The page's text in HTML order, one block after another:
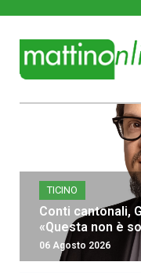
TICINO
Conti cantonali,
«Questa non è
06 Agosto 2026